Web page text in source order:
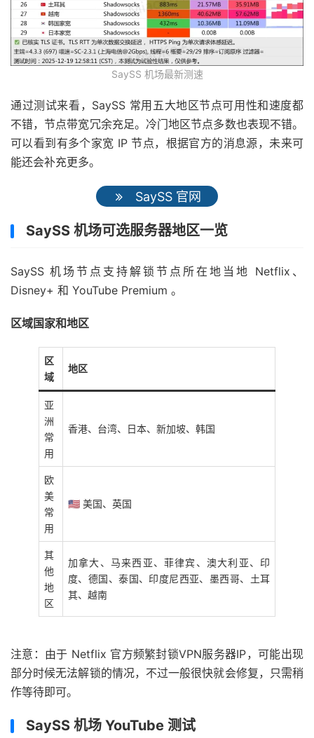
SaySS 机场最新测速
通过测试来看，SaySS 常用五大地区节点可用性和速度都
不错，节点带宽冗余充足。冷门地区节点多数也表现不错。
可以看到有多个家宽 IP 节点，根据官方的消息源，未来可
能还会补充更多。
SaySS 官网
SaySS 机场可选服务器地区一览
SaySS 机场节点支持解锁节点所在地当地 Netflix、
Disney+ 和 YouTube Premium 。
区域国家和地区
区
域
地区
亚
洲
常
用
香港、台湾、日本、新加坡、韩国
欧
美
常
用
🇺🇸 美国、英国
其
他
地
区
加拿大、马来西亚、菲律宾、澳大利亚、印
度、德国、泰国、印度尼西亚、墨西哥、土耳
其、越南
注意：由于 Netflix 官方频繁封锁VPN服务器IP，可能出现
部分时候无法解锁的情况，不过一般很快就会修复，只需稍
作等待即可。
SaySS 机场 YouTube 测试